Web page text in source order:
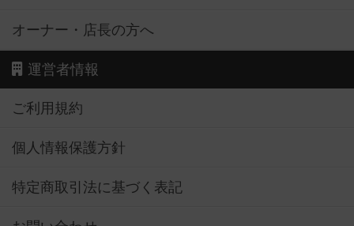
オーナー・店長の方へ
運営者情報
ご利用規約
個人情報保護方針
特定商取引法に基づく表記